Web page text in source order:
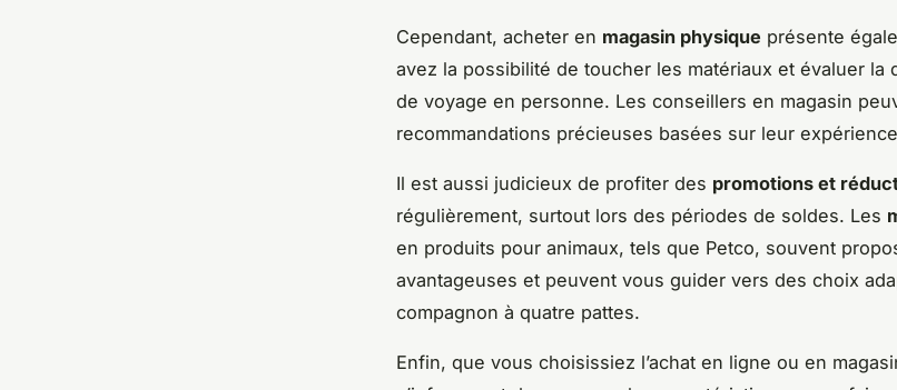
Cependant, acheter en magasin physique présente
avez la possibilité de toucher les matériaux et évaluer la
de voyage en personne. Les conseillers en magasin
recommandations précieuses basées sur leur
Il est aussi judicieux de profiter des promotions et
régulièrement, surtout lors des périodes de soldes. Les
en produits pour animaux, tels que Petco, souvent
avantageuses et peuvent vous guider vers des choix
compagnon à quatre pattes.
Enfin, que vous choisissiez l’achat en ligne ou en